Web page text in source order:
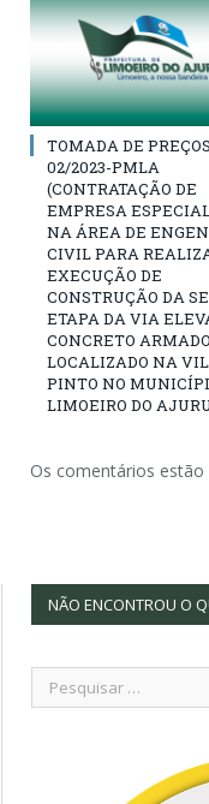
TOMADA DE
02/2023-PMLA
(CONTRATAÇÃO DE
EMPRESA
NA ÁREA DE
CIVIL PARA
EXECUÇÃO DE
CONSTRUÇÃO DA
ETAPA DA VIA
CONCRETO
LOCALIZADO NA
PINTO NO
LIMOEIRO DO
Os comentários estão
NÃO ENCONTROU O